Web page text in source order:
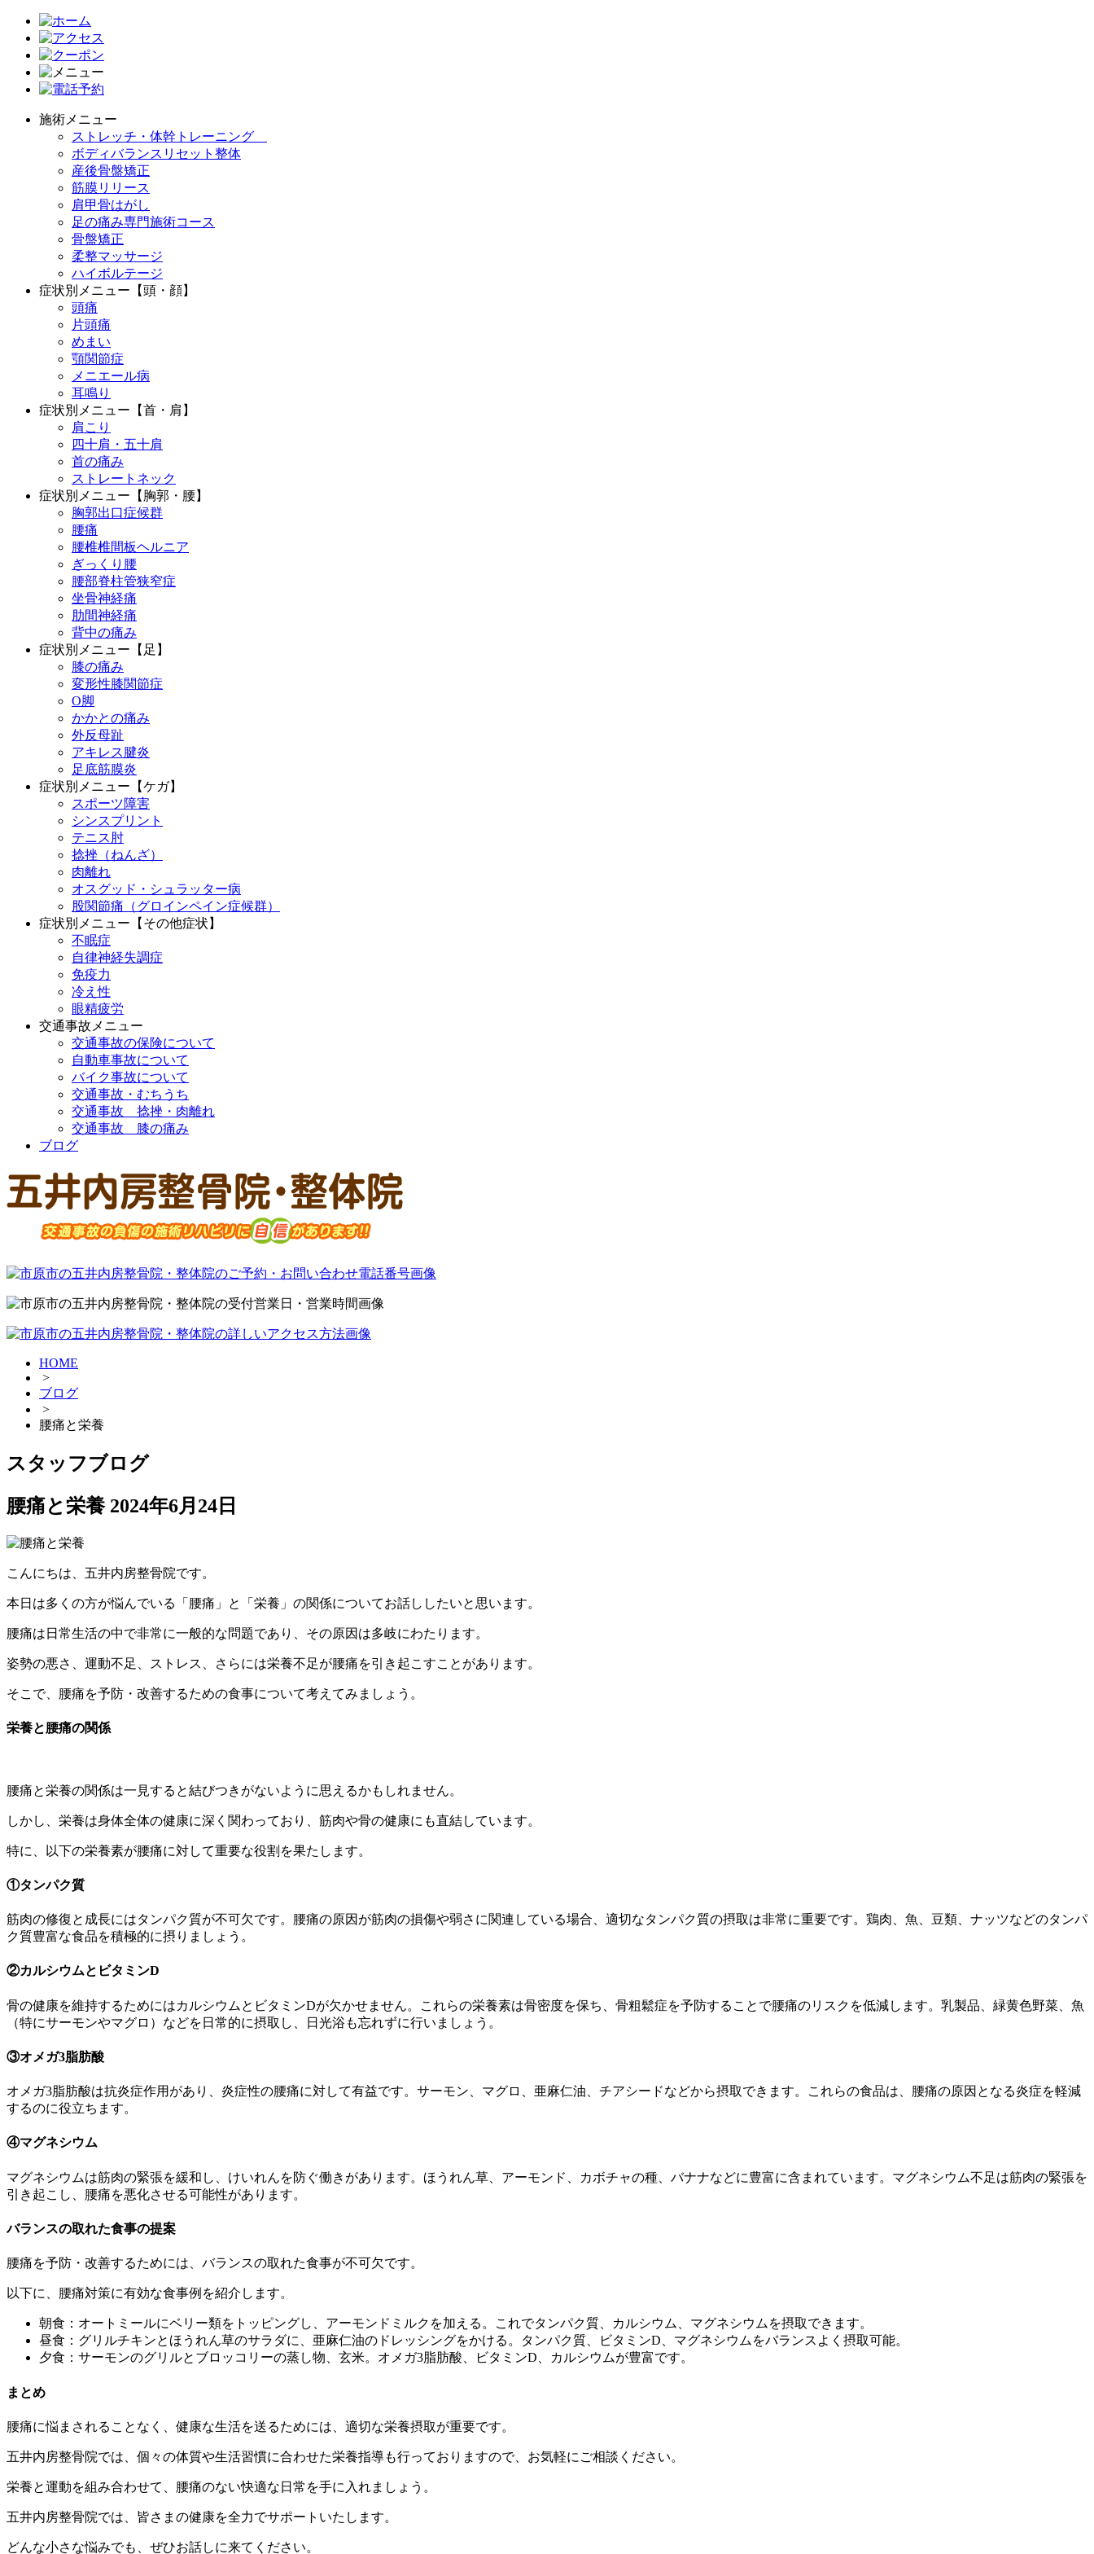
施術メニュー
ストレッチ・体幹トレーニング
ボディバランスリセット整体
産後骨盤矯正
筋膜リリース
肩甲骨はがし
足の痛み専門施術コース
骨盤矯正
柔整マッサージ
ハイボルテージ
症状別メニュー【頭・顔】
頭痛
片頭痛
めまい
顎関節症
メニエール病
耳鳴り
症状別メニュー【首・肩】
肩こり
四十肩・五十肩
首の痛み
ストレートネック
症状別メニュー【胸郭・腰】
胸郭出口症候群
腰痛
腰椎椎間板ヘルニア
ぎっくり腰
腰部脊柱管狭窄症
坐骨神経痛
肋間神経痛
背中の痛み
症状別メニュー【足】
膝の痛み
変形性膝関節症
O脚
かかとの痛み
外反母趾
アキレス腱炎
足底筋膜炎
症状別メニュー【ケガ】
スポーツ障害
シンスプリント
テニス肘
捻挫（ねんざ）
肉離れ
オスグッド・シュラッター病
股関節痛（グロインペイン症候群）
症状別メニュー【その他症状】
不眠症
自律神経失調症
免疫力
冷え性
眼精疲労
交通事故メニュー
交通事故の保険について
自動車事故について
バイク事故について
交通事故・むちうち
交通事故 捻挫・肉離れ
交通事故 膝の痛み
ブログ
HOME
>
ブログ
>
腰痛と栄養
スタッフブログ
腰痛と栄養 2024年6月24日
こんにちは、五井内房整骨院です。
本日は多くの方が悩んでいる「腰痛」と「栄養」の関係についてお話ししたいと思います。
腰痛は日常生活の中で非常に一般的な問題であり、その原因は多岐にわたります。
姿勢の悪さ、運動不足、ストレス、さらには栄養不足が腰痛を引き起こすことがあります。
そこで、腰痛を予防・改善するための食事について考えてみましょう。
栄養と腰痛の関係
腰痛と栄養の関係は一見すると結びつきがないように思えるかもしれません。
しかし、栄養は身体全体の健康に深く関わっており、筋肉や骨の健康にも直結しています。
特に、以下の栄養素が腰痛に対して重要な役割を果たします。
①タンパク質
筋肉の修復と成長にはタンパク質が不可欠です。腰痛の原因が筋肉の損傷や弱さに関連している場合、適切なタンパク質の摂取は非常に重要です。鶏肉、魚、豆類、ナッツなどのタンパ
ク質豊富な食品を積極的に摂りましょう。
②カルシウムとビタミンD
骨の健康を維持するためにはカルシウムとビタミンDが欠かせません。これらの栄養素は骨密度を保ち、骨粗鬆症を予防することで腰痛のリスクを低減します。乳製品、緑黄色野菜、魚
（特にサーモンやマグロ）などを日常的に摂取し、日光浴も忘れずに行いましょう。
③オメガ3脂肪酸
オメガ3脂肪酸は抗炎症作用があり、炎症性の腰痛に対して有益です。サーモン、マグロ、亜麻仁油、チアシードなどから摂取できます。これらの食品は、腰痛の原因となる炎症を軽減
するのに役立ちます。
④マグネシウム
マグネシウムは筋肉の緊張を緩和し、けいれんを防ぐ働きがあります。ほうれん草、アーモンド、カボチャの種、バナナなどに豊富に含まれています。マグネシウム不足は筋肉の緊張を
引き起こし、腰痛を悪化させる可能性があります。
バランスの取れた食事の提案
腰痛を予防・改善するためには、バランスの取れた食事が不可欠です。
以下に、腰痛対策に有効な食事例を紹介します。
朝食：オートミールにベリー類をトッピングし、アーモンドミルクを加える。これでタンパク質、カルシウム、マグネシウムを摂取できます。
昼食：グリルチキンとほうれん草のサラダに、亜麻仁油のドレッシングをかける。タンパク質、ビタミンD、マグネシウムをバランスよく摂取可能。
夕食：サーモンのグリルとブロッコリーの蒸し物、玄米。オメガ3脂肪酸、ビタミンD、カルシウムが豊富です。
まとめ
腰痛に悩まされることなく、健康な生活を送るためには、適切な栄養摂取が重要です。
五井内房整骨院では、個々の体質や生活習慣に合わせた栄養指導も行っておりますので、お気軽にご相談ください。
栄養と運動を組み合わせて、腰痛のない快適な日常を手に入れましょう。
五井内房整骨院では、皆さまの健康を全力でサポートいたします。
どんな小さな悩みでも、ぜひお話しに来てください。